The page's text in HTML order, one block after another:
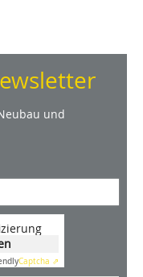
und
Captcha ⇗